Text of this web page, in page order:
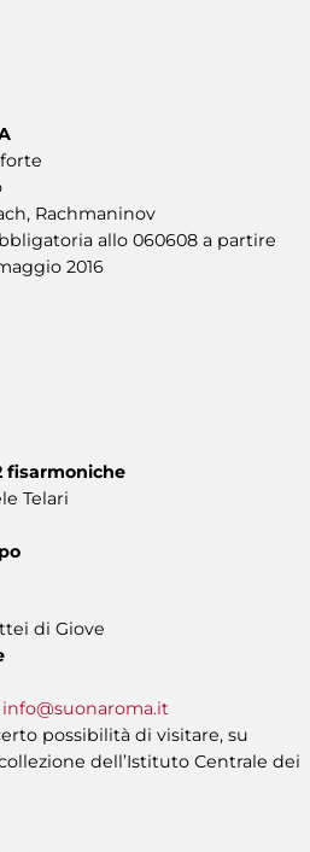
Rachmaninov
allo 060608 a partire
2016
fisarmoniche
Telari
di Giove
info@suonaroma.it
possibilità di visitare, su
dell’Istituto Centrale dei